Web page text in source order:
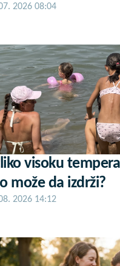
2026 08:04
visoku
može da izdrži?
2026 14:12